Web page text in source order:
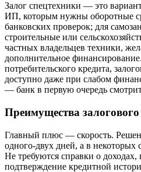
Залог спецтехники — это
ИП, которым нужны оборотные
банковских проверок; для
строительные или
частных владельцев техники,
дополнительное финансирование
потребительского кредита,
доступно даже при слабом
— банк в первую очередь
Преимущества
Главный плюс — скорость.
одного-двух дней, а в
Не требуются справки о доходах,
подтверждение кредитной